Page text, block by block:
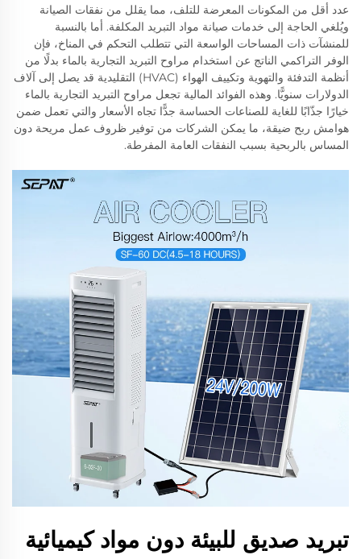
عدد أقل من المكونات المعرضة للتلف، مما يقلل من نفقات الصيانة
ويُلغي الحاجة إلى خدمات صيانة مواد التبريد المكلفة. أما بالنسبة
للمنشآت ذات المساحات الواسعة التي تتطلب التحكم في المناخ، فإن
الوفر التراكمي الناتج عن استخدام مراوح التبريد التجارية بالماء بدلًا من
أنظمة التدفئة والتهوية وتكييف الهواء (HVAC) التقليدية قد يصل إلى آلاف
الدولارات سنويًّا. وهذه الفوائد المالية تجعل مراوح التبريد التجارية بالماء
خيارًا جذّابًا للغاية للصناعات الحساسة جدًّا تجاه الأسعار والتي تعمل ضمن
هوامش ربح ضيقة، ما يمكن الشركات من توفير ظروف عمل مريحة دون
المساس بالربحية بسبب النفقات العامة المفرطة.
تبريد صديق للبيئة دون مواد كيميائية